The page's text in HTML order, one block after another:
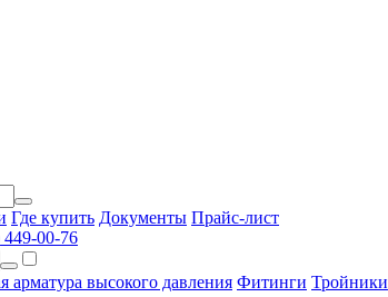
Где купить Документы Прайс-лист
00-76
арматура высокого давления Фитинги Тройники